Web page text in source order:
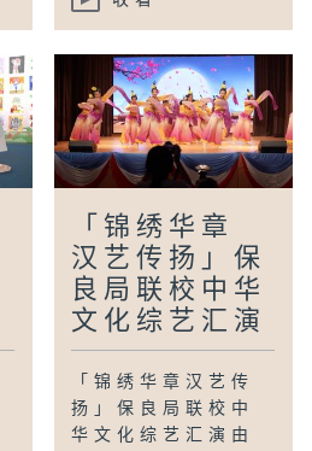
「锦绣华章
汉艺传扬」保
良局联校中华
文化综艺汇演
「锦绣华章汉艺传
扬」保良局联校中
华文化综艺汇演由